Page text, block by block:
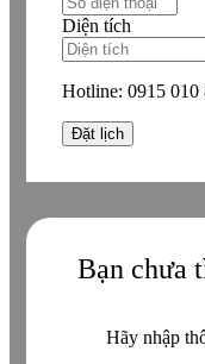
Diện tích
Hotline: 0915 010
Bạn chưa
Hãy nhập